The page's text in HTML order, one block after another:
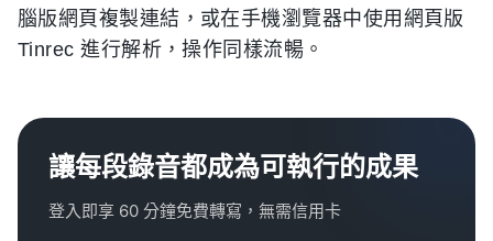
腦版網頁複製連結，或在手機瀏覽器中使用網頁版
Tinrec 進行解析，操作同樣流暢。
讓每段錄音都成為可執行的成果
登入即享 60 分鐘免費轉寫，無需信用卡